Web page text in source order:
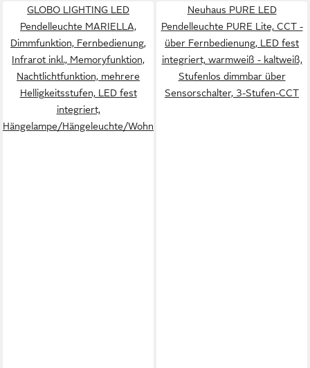
GLOBO LIGHTING LED
Pendelleuchte MARIELLA,
Dimmfunktion, Fernbedienung,
Infrarot inkl., Memoryfunktion,
Nachtlichtfunktion, mehrere
Helligkeitsstufen, LED fest
integriert,
Hängelampe/Hängeleuchte/Wohnzimmer/Esstisch/elegant
Neuhaus PURE LED
Pendelleuchte PURE Lite, CCT -
über Fernbedienung, LED fest
integriert, warmweiß - kaltweiß,
Stufenlos dimmbar über
Sensorschalter, 3-Stufen-CCT